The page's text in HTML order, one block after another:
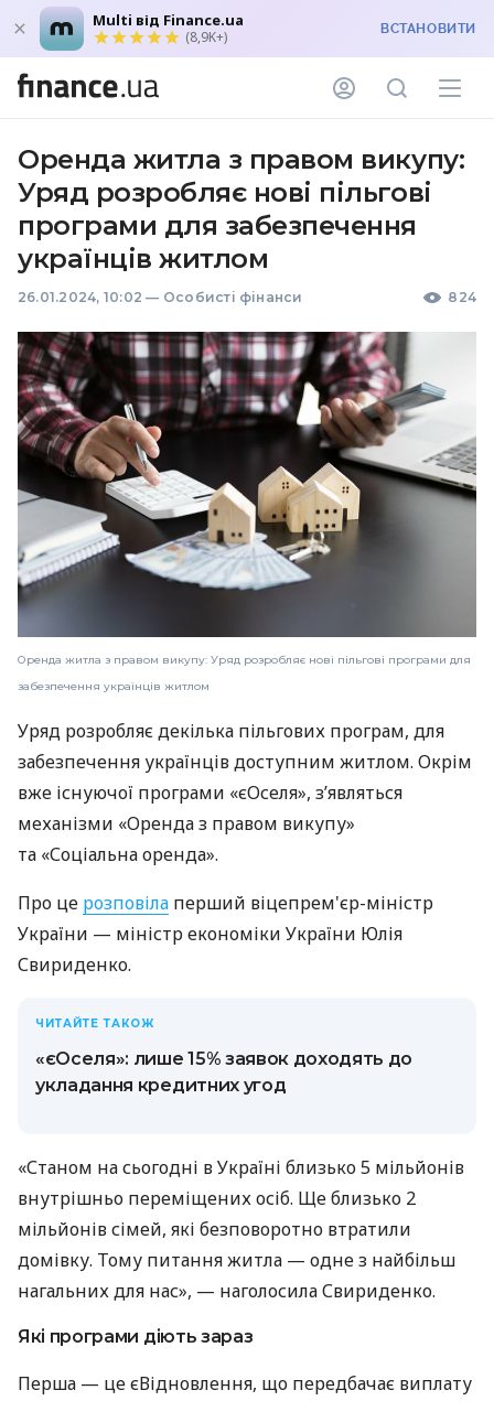
Multi від Finance.ua
(8,9K+) ВСТАНОВИТИ
Оренда житла з правом викупу:
Уряд розробляє нові пільгові
програми для забезпечення
українців житлом
26.01.2024, 10:02 — Особисті фінанси 824
Оренда житла з правом викупу: Уряд розробляє нові пільгові програми для
забезпечення українців житлом
Уряд розробляє декілька пільгових програм, для
забезпечення українців доступним житлом. Окрім
вже існуючої програми «єОселя», з’являться
механізми «Оренда з правом викупу»
та «Соціальна оренда».
Про це розповіла перший віцепрем'єр-міністр
України — міністр економіки України Юлія
Свириденко.
ЧИТАЙТЕ ТАКОЖ
«єОселя»: лише 15% заявок доходять до
укладання кредитних угод
«Станом на сьогодні в Україні близько 5 мільйонів
внутрішньо переміщених осіб. Ще близько 2
мільйонів сімей, які безповоротно втратили
домівку. Тому питання житла — одне з найбільш
нагальних для нас», — наголосила Свириденко.
Які програми діють зараз
Перша — це єВідновлення, що передбачає виплату